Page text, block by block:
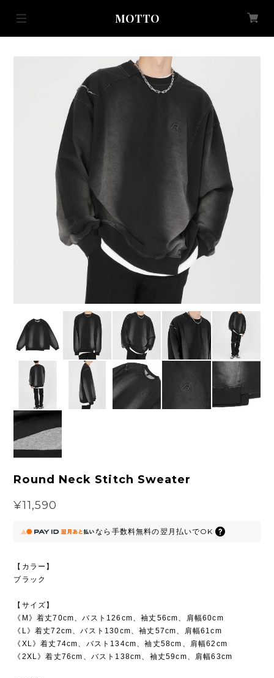
MOTTO
Round Neck Stitch Sweater
¥11,590
なら 手数料無料の翌月払いでOK
【カラー】
ブラック
【サイズ】
《M》着丈70cm、バスト126cm、袖丈56cm、肩幅60cm
《L》着丈72cm、バスト130cm、袖丈57cm、肩幅61cm
《XL》着丈74cm、バスト134cm、袖丈58cm、肩幅62cm
《2XL》着丈76cm、バスト138cm、袖丈59cm、肩幅63cm